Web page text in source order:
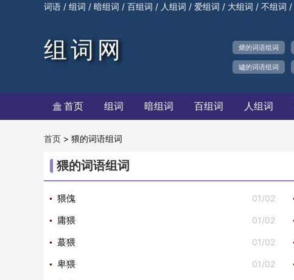
词语 / 组词 / 暗组词 / 百组词 / 人组词 / 爱组词 / 大组词 / 不组词 /
组词网 煨的词语组词
罏的词语组词
 首页 组词 暗组词 百组词 人组词
首页 > 猥的词语组词
猥的词语组词
01/02
猥傀
01/02
庸猥
01/02
蕞猥
01/02
卑猥